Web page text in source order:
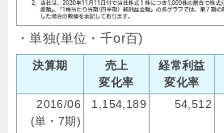
・単独(単位・千or百)
決算期
売上
変化率
経常利益
変化率
2016/06
(単・7期)
1,154,189 54,512